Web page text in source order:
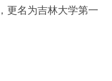
更名为吉林大学第一